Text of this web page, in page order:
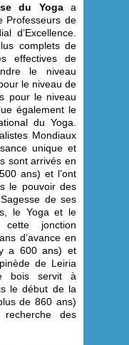
du Yogaa
Professeurs de
d’Excellence.
complets de
effectives de
le niveau
le niveau de
pour le niveau
également le
du Yoga.
Mondiaux
unique et
sont arrivés en
ans) et l’ont
le pouvoir des
de ses
le Yoga et le
jonction
d’avance en
a 600 ans) et
de Leiria
bois servit à
le début de la
de 860 ans)
des